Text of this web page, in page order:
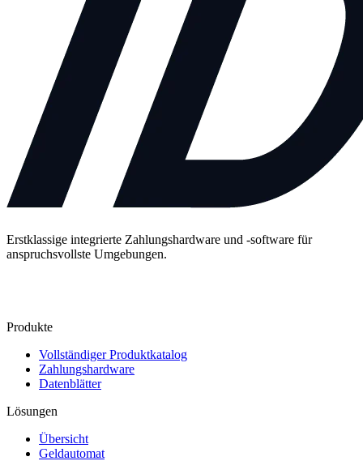
Erstklassige integrierte Zahlungshardware und -software für
anspruchsvollste Umgebungen.
Produkte
Vollständiger Produktkatalog
Zahlungshardware
Datenblätter
Lösungen
Übersicht
Geldautomat